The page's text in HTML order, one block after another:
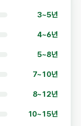
3~5년
4~6년
5~8년
7~10년
8~12년
10~15년